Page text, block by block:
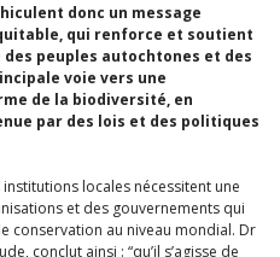
donc un message
qui renforce et soutient
peuples autochtones et des
voie vers une
de la biodiversité, en
par des lois et des politiques
locales nécessitent une
et des gouvernements qui
conservation au niveau mondial. Dr
conclut ainsi : “qu’il s’agisse de